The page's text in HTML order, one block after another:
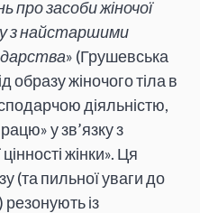
про засоби жіночої
з найстаршими
» (Грушевська
образу жіночого тіла в
діяльністю,
у зв’язку з
жінки». Ця
(та пильної уваги до
із